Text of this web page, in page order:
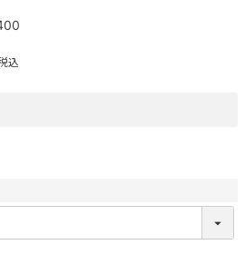
込